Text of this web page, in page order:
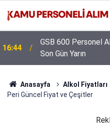
16:44
GSB 600 Personel
Son Gün Yarın
Anasayfa Alkol Fiyatları
Peri Güncel Fiyat ve Çeşitler